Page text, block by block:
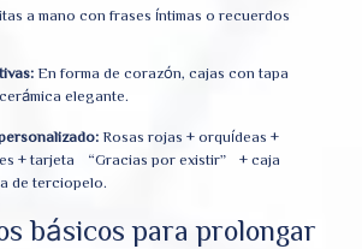
a mano con frases íntimas o recuerdos
En forma de corazón, cajas con tapa
elegante.
Rosas rojas + orquídeas +
+ tarjeta “Gracias por existir” + caja
de terciopelo.
básicos para prolongar